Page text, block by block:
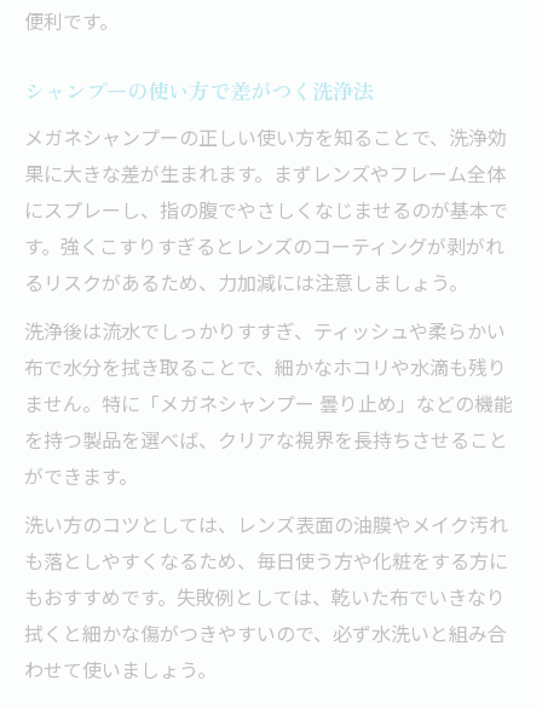
便利です。
シャンプーの使い方で差がつく洗浄法
メガネシャンプーの正しい使い方を知ることで、洗浄効
果に大きな差が生まれます。まずレンズやフレーム全体
にスプレーし、指の腹でやさしくなじませるのが基本で
す。強くこすりすぎるとレンズのコーティングが剥がれ
るリスクがあるため、力加減には注意しましょう。
洗浄後は流水でしっかりすすぎ、ティッシュや柔らかい
布で水分を拭き取ることで、細かなホコリや水滴も残り
ません。特に「メガネシャンプー 曇り止め」などの機能
を持つ製品を選べば、クリアな視界を長持ちさせること
ができます。
洗い方のコツとしては、レンズ表面の油膜やメイク汚れ
も落としやすくなるため、毎日使う方や化粧をする方に
もおすすめです。失敗例としては、乾いた布でいきなり
拭くと細かな傷がつきやすいので、必ず水洗いと組み合
わせて使いましょう。